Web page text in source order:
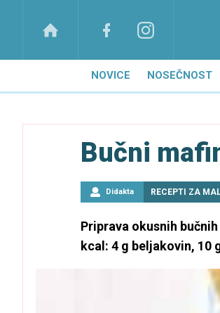
NOVICE NOSEČNOST
Bučni
Didakta RECEPTI ZA
Priprava okusnih
kcal: 4 g beljakovin, 10